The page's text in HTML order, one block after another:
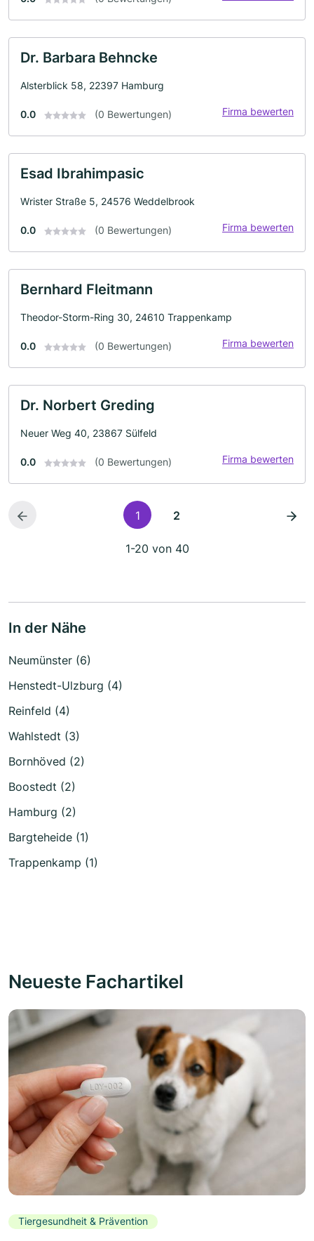
Dr. Barbara Behncke
Alsterblick 58, 22397 Hamburg
0.0 (0 Bewertungen) Firma bewerten
Esad Ibrahimpasic
Wrister Straße 5, 24576 Weddelbrook
0.0 (0 Bewertungen) Firma bewerten
Bernhard Fleitmann
Theodor-Storm-Ring 30, 24610 Trappenkamp
0.0 (0 Bewertungen) Firma bewerten
Dr. Norbert Greding
Neuer Weg 40, 23867 Sülfeld
0.0 (0 Bewertungen) Firma bewerten
1 2
1-20 von 40
In der Nähe
Neumünster (6)
Henstedt-Ulzburg (4)
Reinfeld (4)
Wahlstedt (3)
Bornhöved (2)
Boostedt (2)
Hamburg (2)
Bargteheide (1)
Trappenkamp (1)
Neueste Fachartikel
Tiergesundheit & Prävention